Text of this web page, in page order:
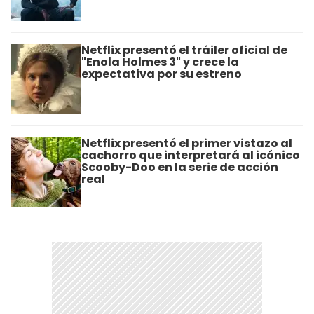
Netflix presentó el tráiler oficial de
"Enola Holmes 3" y crece la
expectativa por su estreno
Netflix presentó el primer vistazo al
cachorro que interpretará al icónico
Scooby-Doo en la serie de acción
real